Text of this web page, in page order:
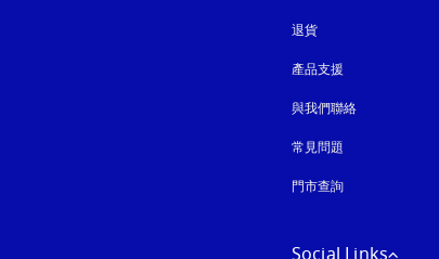
退貨
產品支援
與我們聯絡
常見問題
門市查詢